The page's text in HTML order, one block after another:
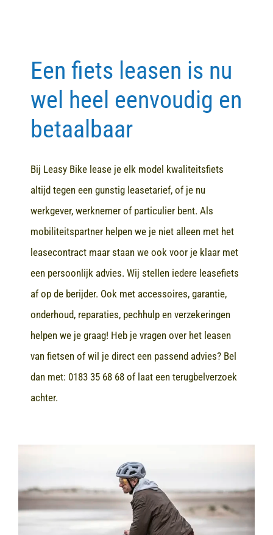
Contact
Een fiets leasen is nu
wel heel eenvoudig en
betaalbaar
Bij Leasy Bike lease je elk model kwaliteitsfiets
altijd tegen een gunstig leasetarief, of je nu
werkgever, werknemer of particulier bent. Als
mobiliteitspartner helpen we je niet alleen met het
leasecontract maar staan we ook voor je klaar met
een persoonlijk advies. Wij stellen iedere leasefiets
af op de berijder. Ook met accessoires, garantie,
onderhoud, reparaties, pechhulp en verzekeringen
helpen we je graag! Heb je vragen over het leasen
van fietsen of wil je direct een passend advies? Bel
dan met: 0183 35 68 68of laat een terugbelverzoek
achter.